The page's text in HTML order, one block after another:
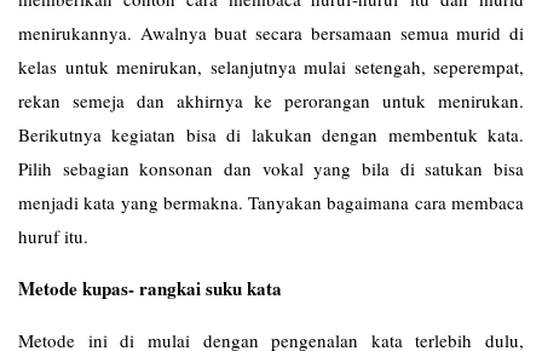
menirukannya. Awalnya buat secara bersamaan semua murid di
kelas untuk menirukan, selanjutnya mulai setengah, seperempat,
rekan semeja dan akhirnya ke perorangan untuk menirukan.
Berikutnya kegiatan bisa di lakukan dengan membentuk kata.
Pilih sebagian konsonan dan vokal yang bila di satukan bisa
menjadi kata yang bermakna. Tanyakan bagaimana cara membaca
huruf itu.
Metode kupas- rangkai suku kata
Metode ini di mulai dengan pengenalan kata terlebih dulu,